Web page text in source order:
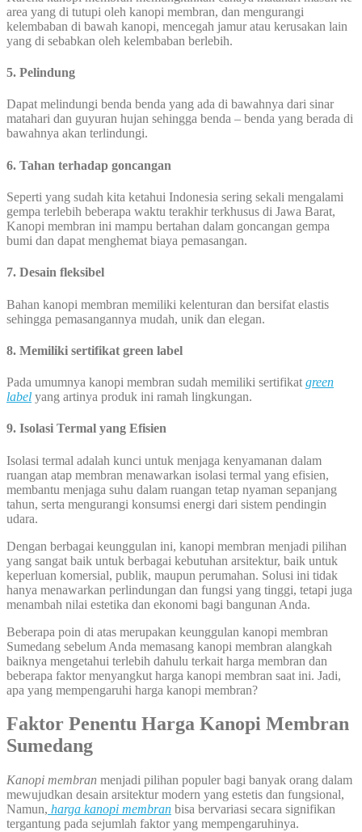
area yang di tutupi oleh kanopi membran, dan mengurangi
kelembaban di bawah kanopi, mencegah jamur atau kerusakan lain
yang di sebabkan oleh kelembaban berlebih.
5. Pelindung
Dapat melindungi benda benda yang ada di bawahnya dari sinar
matahari dan guyuran hujan sehingga benda – benda yang berada di
bawahnya akan terlindungi.
6. Tahan terhadap goncangan
Seperti yang sudah kita ketahui Indonesia sering sekali mengalami
gempa terlebih beberapa waktu terakhir terkhusus di Jawa Barat,
Kanopi membran ini mampu bertahan dalam goncangan gempa
bumi dan dapat menghemat biaya pemasangan.
7. Desain fleksibel
Bahan kanopi membran memiliki kelenturan dan bersifat elastis
sehingga pemasangannya mudah, unik dan elegan.
8. Memiliki sertifikat green label
Pada umumnya kanopi membran sudah memiliki sertifikat green
label yang artinya produk ini ramah lingkungan.
9. Isolasi Termal yang Efisien
Isolasi termal adalah kunci untuk menjaga kenyamanan dalam
ruangan atap membran menawarkan isolasi termal yang efisien,
membantu menjaga suhu dalam ruangan tetap nyaman sepanjang
tahun, serta mengurangi konsumsi energi dari sistem pendingin
udara.
Dengan berbagai keunggulan ini, kanopi membran menjadi pilihan
yang sangat baik untuk berbagai kebutuhan arsitektur, baik untuk
keperluan komersial, publik, maupun perumahan. Solusi ini tidak
hanya menawarkan perlindungan dan fungsi yang tinggi, tetapi juga
menambah nilai estetika dan ekonomi bagi bangunan Anda.
Beberapa poin di atas merupakan keunggulan kanopi membran
Sumedang sebelum Anda memasang kanopi membran alangkah
baiknya mengetahui terlebih dahulu terkait harga membran dan
beberapa faktor menyangkut harga kanopi membran saat ini. Jadi,
apa yang mempengaruhi harga kanopi membran?
Faktor Penentu Harga Kanopi Membran
Sumedang
Kanopi membran menjadi pilihan populer bagi banyak orang dalam
mewujudkan desain arsitektur modern yang estetis dan fungsional,
Namun, harga kanopi membran bisa bervariasi secara signifikan
tergantung pada sejumlah faktor yang mempengaruhinya.